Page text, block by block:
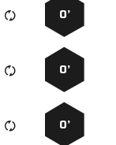
0’
0’
0’